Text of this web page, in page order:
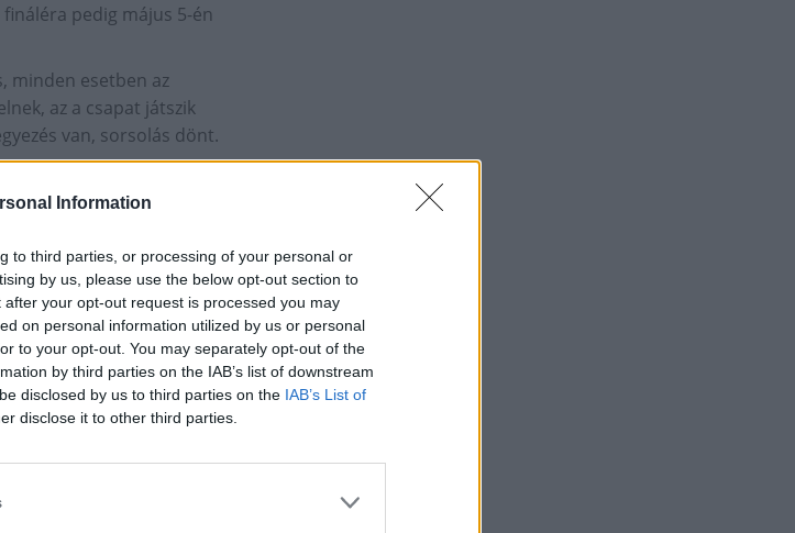
Information
to third parties, or processing of your personal or
by us, please use the below opt-out section to
your opt-out request is processed you may
on personal information utilized by us or personal
to your opt-out. You may separately opt-out of the
by third parties on the IAB’s list of downstream
disclosed by us to third parties on the IAB’s List of
disclose it to other third parties.
pedig május 5-én
minden esetben az
az a csapat játszik
van, sorsolás dönt.
MTE
Good
Diósgyőri VTK
Budapest
FC